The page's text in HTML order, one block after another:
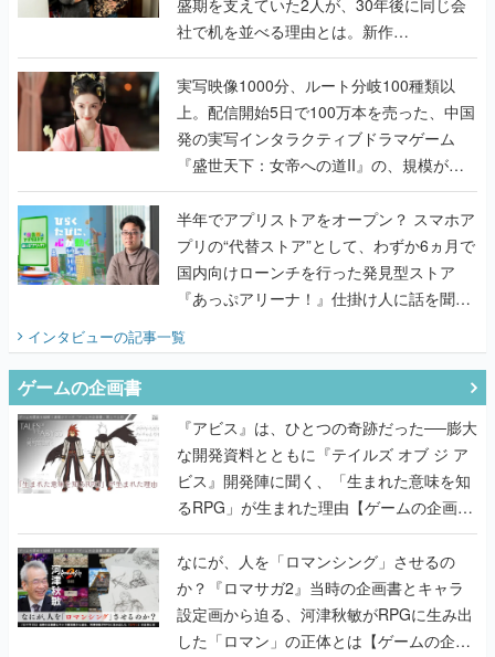
盛期を支えていた2人が、30年後に同じ会
社で机を並べる理由とは。新作
『TATSUJIN EXTREME』で初タッグを組
んだレジェンド2人に訊く開発秘話
実写映像1000分、ルート分岐100種類以
上。配信開始5日で100万本を売った、中国
発の実写インタラクティブドラマゲーム
『盛世天下：女帝への道II』の、規模が違
うこだわりをプロデューサーに聞いた
半年でアプリストアをオープン？ スマホア
プリの“代替ストア”として、わずか6ヵ月で
国内向けローンチを行った発見型ストア
『あっぷアリーナ！』仕掛け人に話を聞い
てみた
インタビューの記事一覧
ゲームの企画書
『アビス』は、ひとつの奇跡だった──膨大
な開発資料とともに『テイルズ オブ ジ ア
ビス』開発陣に聞く、「生まれた意味を知
るRPG」が生まれた理由【ゲームの企画
書】
なにが、人を「ロマンシング」させるの
か？『ロマサガ2』当時の企画書とキャラ
設定画から迫る、河津秋敏がRPGに生み出
した「ロマン」の正体とは【ゲームの企画